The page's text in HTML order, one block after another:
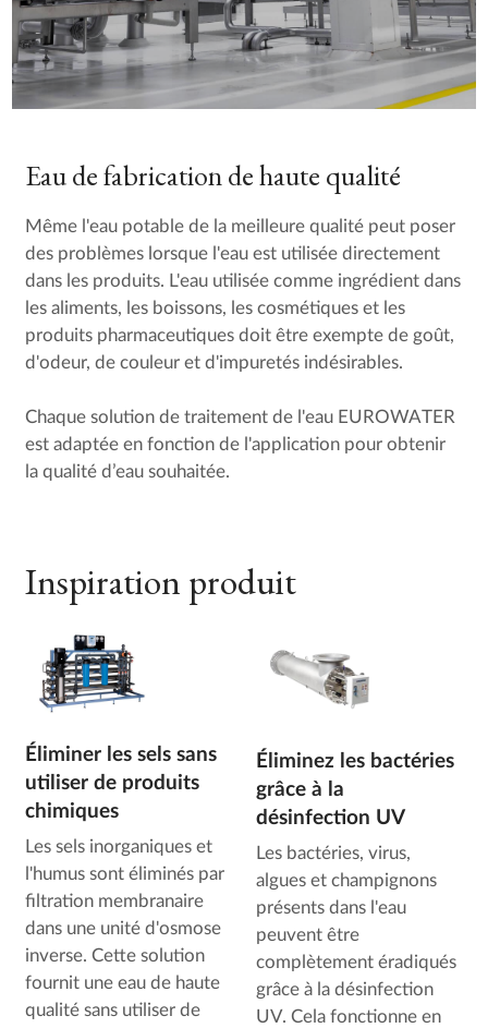
Eau de fabrication de haute qualité
Même l'eau potable de la meilleure qualité peut poser
des problèmes lorsque l'eau est utilisée directement
dans les produits. L'eau utilisée comme ingrédient dans
les aliments, les boissons, les cosmétiques et les
produits pharmaceutiques doit être exempte de goût,
d'odeur, de couleur et d'impuretés indésirables.
Chaque solution de traitement de l'eau EUROWATER
est adaptée en fonction de l'application pour obtenir
la qualité d’eau souhaitée.
Inspiration produit
Éliminer les sels sans
utiliser de produits
chimiques
Les sels inorganiques et
l'humus sont éliminés par
filtration membranaire
dans une unité d'osmose
inverse. Cette solution
fournit une eau de haute
qualité sans utiliser de
Éliminez les bactéries
grâce à la
désinfection UV
Les bactéries, virus,
algues et champignons
présents dans l'eau
peuvent être
complètement éradiqués
grâce à la désinfection
UV. Cela fonctionne en